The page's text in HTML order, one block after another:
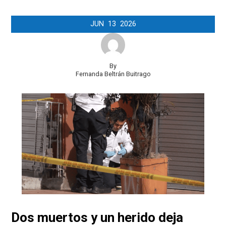
JUN 13 2026
By
Fernanda Beltrán Buitrago
Dos muertos y un herido deja